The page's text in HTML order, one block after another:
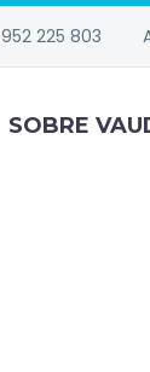
952 225 803
SOBRE